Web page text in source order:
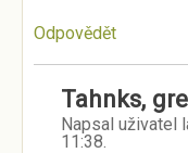
Odpovědět
Tahnks,
Napsal uživatel
11:38.